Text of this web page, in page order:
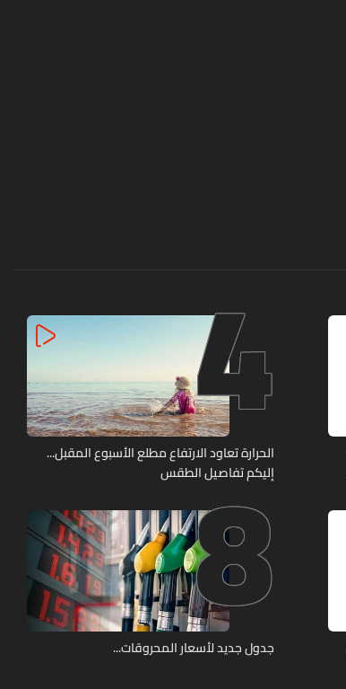
4
الحرارة تعاود الارتفاع مطلع الأسبوع المقبل...
إليكم تفاصيل الطقس
8
جدول جديد لأسعار المحروقات...